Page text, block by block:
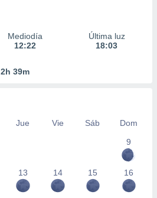
Mediodía
12:22
Última luz
18:03
2h 39m
Jue Vie Sáb
Dom
9
13 14 15 16